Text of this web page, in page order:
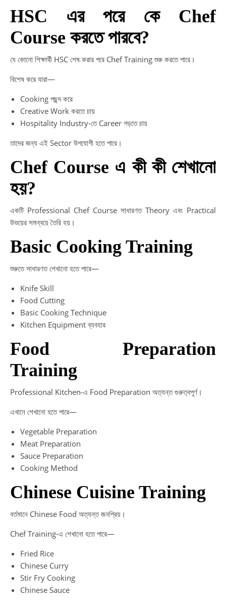
HSC এর পরে কে Chef
Course করতে পারবে?
যে কোনো শিক্ষার্থী HSC শেষ করার পরে Chef Training শুরু করতে পারে।
বিশেষ করে যারা—
Cooking পছন্দ করে
Creative Work করতে চায়
Hospitality Industry-তে Career গড়তে চায়
তাদের জন্য এই Sector উপযোগী হতে পারে।
Chef Course এ কী কী শেখানো
হয়?
একটি Professional Chef Course সাধারণত Theory এবং Practical
উভয়ের সমন্বয়ে তৈরি হয়।
Basic Cooking Training
শুরুতে সাধারণত শেখানো হতে পারে—
Knife Skill
Food Cutting
Basic Cooking Technique
Kitchen Equipment ব্যবহার
Food Preparation
Training
Professional Kitchen-এ Food Preparation অত্যন্ত গুরুত্বপূর্ণ।
এখানে শেখানো হতে পারে—
Vegetable Preparation
Meat Preparation
Sauce Preparation
Cooking Method
Chinese Cuisine Training
বর্তমানে Chinese Food অত্যন্ত জনপ্রিয়।
Chef Training-এ শেখানো হতে পারে—
Fried Rice
Chinese Curry
Stir Fry Cooking
Chinese Sauce